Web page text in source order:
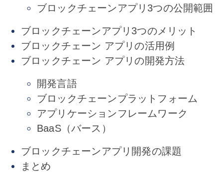
ブロックチェーンアプリ3つの公開範囲
ブロックチェーンアプリ3つのメリット
ブロックチェーン アプリの活用例
ブロックチェーン アプリの開発方法
開発言語
ブロックチェーンプラットフォーム
アプリケーションフレームワーク
BaaS（バース）
ブロックチェーンアプリ開発の課題
まとめ